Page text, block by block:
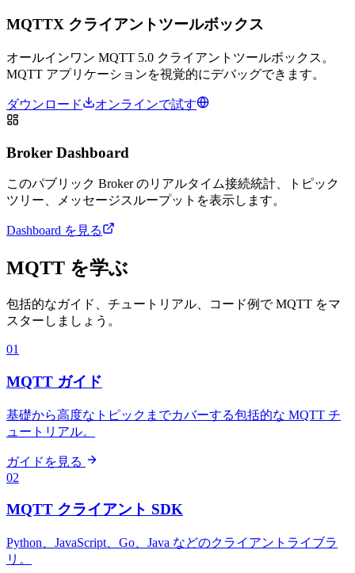
MQTTX クライアントツールボックス
オールインワン MQTT 5.0 クライアントツールボックス。
MQTT アプリケーションを視覚的にデバッグできます。
ダウンロード オンラインで試す
Broker Dashboard
このパブリック Broker のリアルタイム接続統計、トピック
ツリー、メッセージスループットを表示します。
Dashboard を見る
MQTT を学ぶ
包括的なガイド、チュートリアル、コード例で MQTT をマ
スターしましょう。
01
MQTT ガイド
基礎から高度なトピックまでカバーする包括的な MQTT チ
ュートリアル。
ガイドを見る
02
MQTT クライアント SDK
Python、JavaScript、Go、Java などのクライアントライブラ
リ。